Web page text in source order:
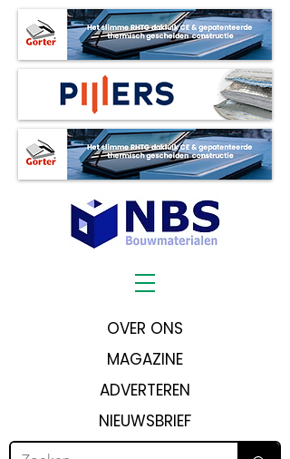
OVER ONS
MAGAZINE
ADVERTEREN
NIEUWSBRIEF